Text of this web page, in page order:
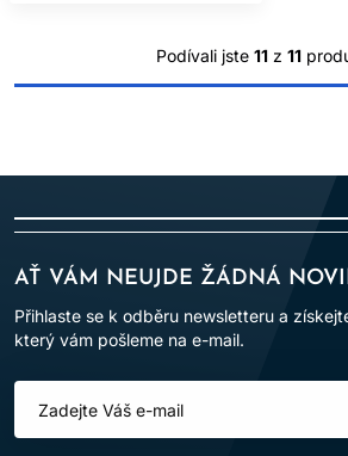
Podívali jste 11 z 11
AŤ VÁM NEUJDE ŽÁDNÁ
Přihlaste se k odběru newsletteru a
který vám pošleme na e-mail.